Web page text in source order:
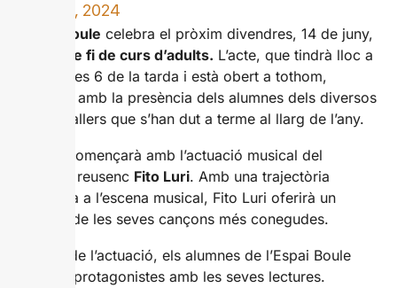
JUNY 19, 2024
Espai Boule celebra el pròxim divendres, 14 de juny,
festa de fi de curs d’adults. L’acte, que tindrà lloc a
partir de les 6 de la tarda i està obert a tothom,
comptarà amb la presència dels alumnes dels diversos
cursos i tallers que s’han dut a terme al llarg de l’any.
La festa començarà amb l’actuació musical del
cantautor reusenc Fito Luri. Amb una trajectòria
destacada a l’escena musical, Fito Luri oferirà un
repertori de les seves cançons més conegudes.
Després de l’actuació, els alumnes de l’Espai Boule
seran els protagonistes amb les seves lectures.